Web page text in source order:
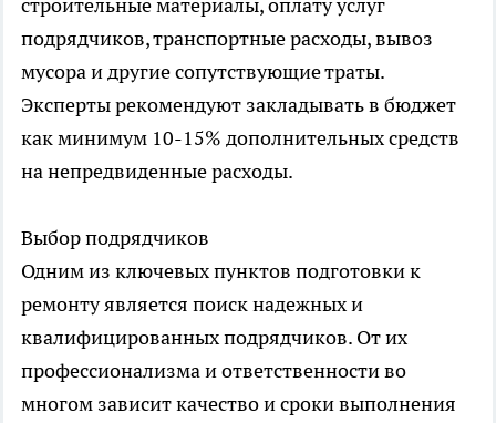
строительные материалы, оплату услуг
подрядчиков, транспортные расходы, вывоз
мусора и другие сопутствующие траты.
Эксперты рекомендуют закладывать в бюджет
как минимум 10-15% дополнительных средств
на непредвиденные расходы.
Выбор подрядчиков
Одним из ключевых пунктов подготовки к
ремонту является поиск надежных и
квалифицированных подрядчиков. От их
профессионализма и ответственности во
многом зависит качество и сроки выполнения